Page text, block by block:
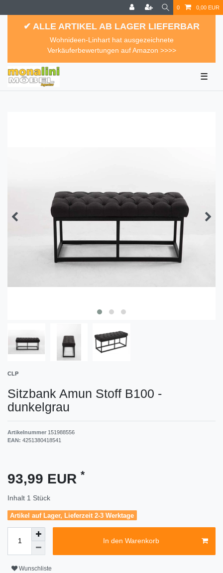
0 0,00 EUR
✔ ALLE ARTIKEL AB LAGER LIEFERBAR
Wohnideen-Linhart hat ausgezeichnete
Verkäuferbewertungen auf Amazon >>>>
☰
CLP
Sitzbank Amun Stoff B100 -
dunkelgrau
Artikelnummer 151988556
EAN: 4251380418541
93,99 EUR *
Inhalt 1 Stück
Artikel auf Lager, Lieferzeit 2-3 Werktage
In den Warenkorb
Wunschliste